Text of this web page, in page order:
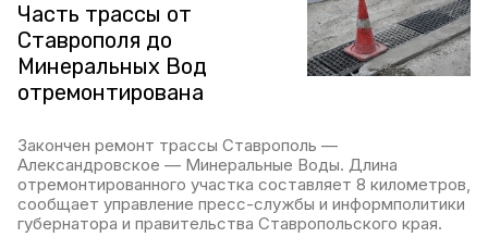
Часть трассы от
Ставрополя до
Минеральных Вод
отремонтирована
Закончен ремонт трассы Ставрополь —
Александровское — Минеральные Воды. Длина
отремонтированного участка составляет 8 километров,
сообщает управление пресс-службы и информполитики
губернатора и правительства Ставропольского края.